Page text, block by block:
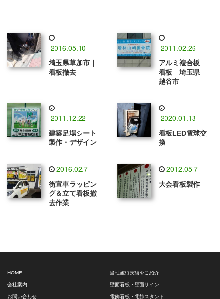
2016.05.10
埼玉県草加市｜
看板撤去
2011.02.26
アルミ複合板
看板 埼玉県
越谷市
2011.12.22
建築足場シート
製作・デザイン
2020.01.13
看板LED電球交
換
2016.02.7
街宣車ラッピン
グ＆立て看板撤
去作業
2012.05.7
大会看板製作
HOME
会社案内
お問い合わせ
当社施行実績をご紹介
壁面看板・壁面サイン
電飾看板・電飾スタンド